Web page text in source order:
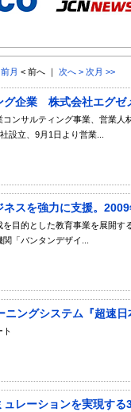
月 < 前へ ｜ 次へ > 次月 >>
グ企業 株式会社エグゼ
ンサルティング事業、営業
設立、9月1日より営業...
スを強力に支援。
目的とした教育事業を展開
「バンタンデザイ...
ングシステム『超速日
ト
レーションを実現する